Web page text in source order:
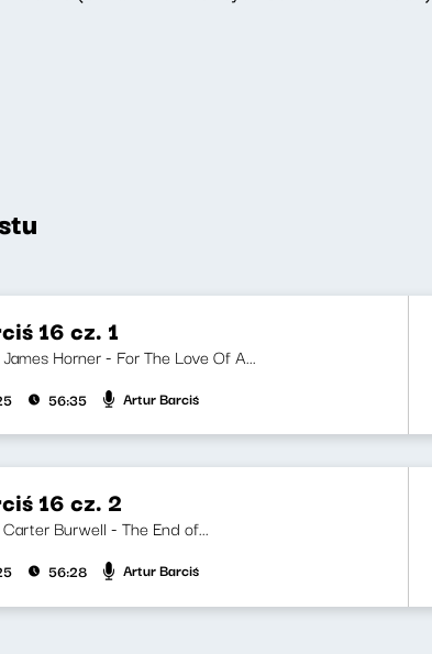
16 cz. 1
Horner - For The Love Of A...
56:35 Artur Barciś
16 cz. 2
Burwell - The End of...
56:28 Artur Barciś